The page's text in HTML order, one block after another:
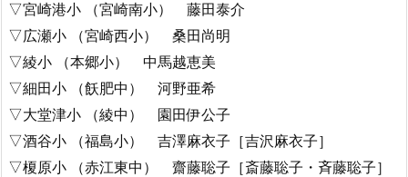
▽宮崎港小 （宮崎南小） 藤田泰介
▽広瀬小 （宮崎西小） 桑田尚明
▽綾小 （本郷小） 中馬越恵美
▽細田小 （飫肥中） 河野亜希
▽大堂津小 （綾中） 園田伊公子
▽酒谷小 （福島小） 吉澤麻衣子［吉沢麻衣子］
▽榎原小 （赤江東中） 齋藤聡子［斎藤聡子・斉藤聡子］